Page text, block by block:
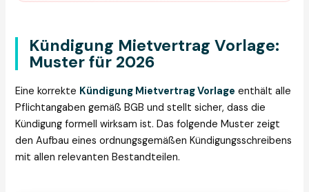
Kündigung Mietvertrag Vorlage:
Muster für 2026
Eine korrekte Kündigung Mietvertrag Vorlage enthält alle
Pflichtangaben gemäß BGB und stellt sicher, dass die
Kündigung formell wirksam ist. Das folgende Muster zeigt
den Aufbau eines ordnungsgemäßen Kündigungsschreibens
mit allen relevanten Bestandteilen.